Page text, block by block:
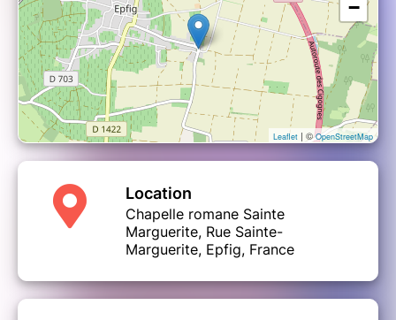
−
Leaflet | ©OpenStreetMap
Location
Chapelle romane Sainte
Marguerite, Rue Sainte-
Marguerite, Epfig, France